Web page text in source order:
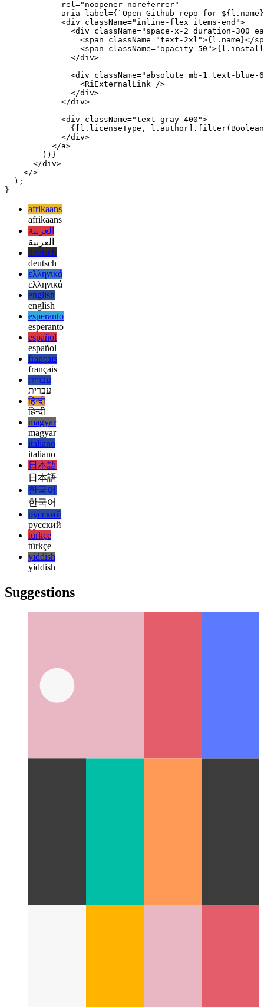
            key={l.link}
className="flex-col space-y-1 overflow-
href={l.link.replace("git+",
            target="_blank"
            rel="noopener noreferrer"
aria-label={`Open Github repo for
            <div className="inline-flex items-end">
<div className="space-x-2 duration-300
<span className="text-2xl">{l.name}</
<span className="opacity-
              </div>
<div className="absolute mb-1 text-
                <RiExternalLink />
              </div>
            </div>
            <div className="text-gray-400">
{[l.licenseType,
            </div>
          </a>
        ))}
    </>
afrikaans
afrikaans
العربية
العربية
deutsch
deutsch
ελληνικά
ελληνικά
english
english
esperanto
esperanto
español
español
français
français
עברית
עברית
हिन्दी
हिन्दी
magyar
magyar
italiano
italiano
日本語
日本語
한국어
한국어
русский
русский
türkçe
yiddish
yiddish